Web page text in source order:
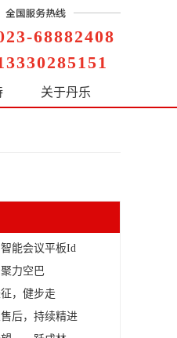
68882408
关于丹乐
能会议平板Id
力空巴
，健步走
后，持续精进